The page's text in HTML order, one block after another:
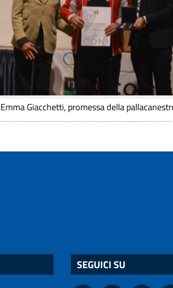
Giacchetti, promessa della
SEGUICI SU